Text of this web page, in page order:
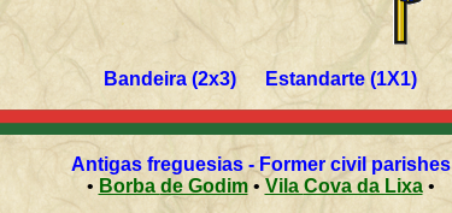
Bandeira (2x3) Estandarte (1X1)
Antigas freguesias - Former civil parishes
•
Borba de Godim• Vila Cova da Lixa•